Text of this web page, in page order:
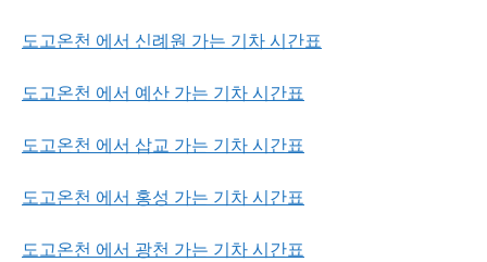
도고온천 에서 신례원 가는 기차 시간표
도고온천 에서 예산 가는 기차 시간표
도고온천 에서 삽교 가는 기차 시간표
도고온천 에서 홍성 가는 기차 시간표
도고온천 에서 광천 가는 기차 시간표